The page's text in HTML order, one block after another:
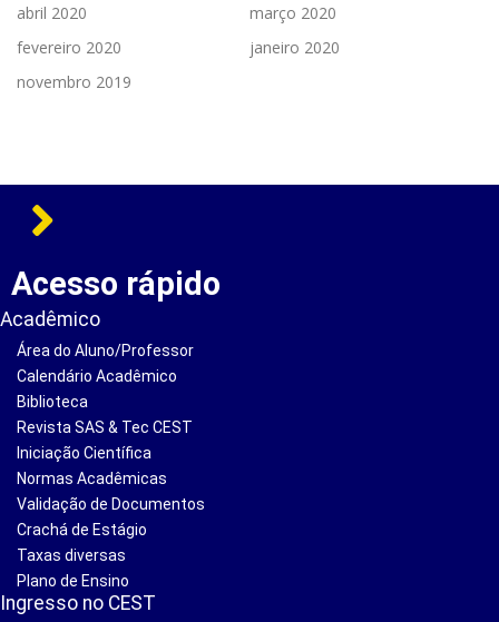
abril 2020
março 2020
fevereiro 2020
janeiro 2020
novembro 2019
Acesso rápido
Acadêmico
Área do Aluno/Professor
Calendário Acadêmico
Biblioteca
Revista SAS & Tec CEST
Iniciação Científica
Normas Acadêmicas
Validação de Documentos
Crachá de Estágio
Taxas diversas
Plano de Ensino
Ingresso no CEST